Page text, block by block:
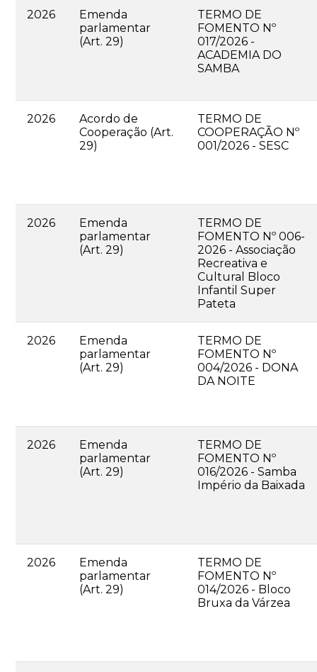
2026
Emenda
parlamentar
(Art. 29)
TERMO DE
FOMENTO Nº
017/2026 -
ACADEMIA DO
SAMBA
2026
Acordo de
Cooperação (Art.
29)
TERMO DE
COOPERAÇÃO Nº
001/2026 - SESC
2026
Emenda
parlamentar
(Art. 29)
TERMO DE
FOMENTO Nº 006-
2026 - Associação
Recreativa e
Cultural Bloco
Infantil Super
Pateta
2026
Emenda
parlamentar
(Art. 29)
TERMO DE
FOMENTO Nº
004/2026 - DONA
DA NOITE
2026
Emenda
parlamentar
(Art. 29)
TERMO DE
FOMENTO Nº
016/2026 - Samba
Império da Baixada
2026
Emenda
parlamentar
(Art. 29)
TERMO DE
FOMENTO Nº
014/2026 - Bloco
Bruxa da Várzea